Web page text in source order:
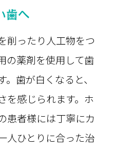
歯へ
削ったり人工物をつ
の薬剤を使用して歯
歯が白くなると、
を感じられます。ホ
患者様には丁寧にカ
人ひとりに合った治